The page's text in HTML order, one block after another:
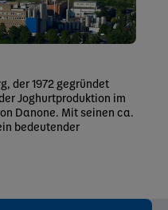
der 1972 gegründet
Joghurtproduktion im
Danone. Mit seinen ca.
bedeutender